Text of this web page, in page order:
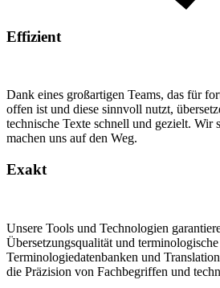
Effizient
Dank eines großartigen Teams, das für
offen ist und diese sinnvoll nutzt,
technische Texte schnell und gezielt. Wir
machen uns auf den Weg.
Exakt
Unsere Tools und Technologien
Übersetzungsqualität und
Terminologiedatenbanken und
die Präzision von Fachbegriffen und